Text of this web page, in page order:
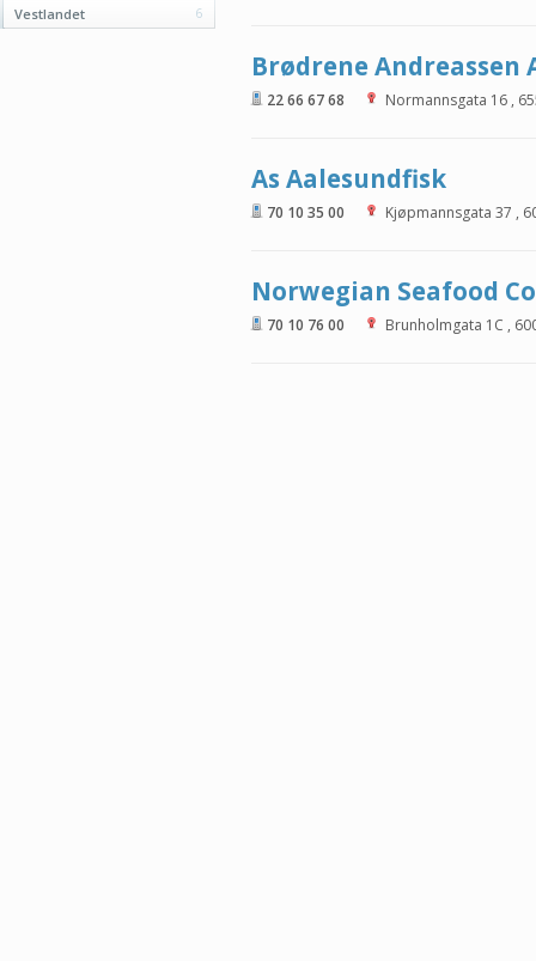
Vestlandet 6
Brødrene Andreassen
22 66 67 68 Normannsgata 16 ,
As Aalesundfisk
70 10 35 00 Kjøpmannsgata 37 ,
Norwegian Seafood
70 10 76 00 Brunholmgata 1C ,